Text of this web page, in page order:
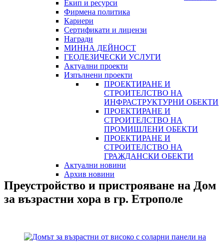
Екип и ресурси
Фирмена политика
Кариери
Сертификати и лицензи
Награди
МИННА ДЕЙНОСТ
ГЕОДЕЗИЧЕСКИ УСЛУГИ
Актуални проекти
Изпълнени проекти
ПРОЕКТИРАНЕ И
СТРОИТЕЛСТВО НА
ИНФРАСТРУКТУРНИ ОБЕКТИ
ПРОЕКТИРАНЕ И
СТРОИТЕЛСТВО НА
ПРОМИШЛЕНИ ОБЕКТИ
ПРОЕКТИРАНЕ И
СТРОИТЕЛСТВО НА
ГРАЖДАНСКИ ОБЕКТИ
Актуални новини
Архив новини
Преустройство и пристрояване на Дом
за възрастни хора в гр. Етрополе